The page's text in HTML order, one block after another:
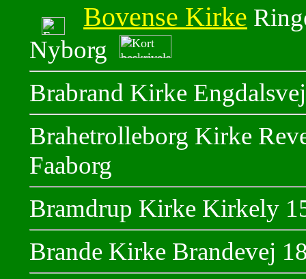
Bovense Kirke
Nyborg
Brabrand Kirke
Brahetrolleborg Kirke
Faaborg
Bramdrup Kirke Kirkely
Brande Kirke Brandevej